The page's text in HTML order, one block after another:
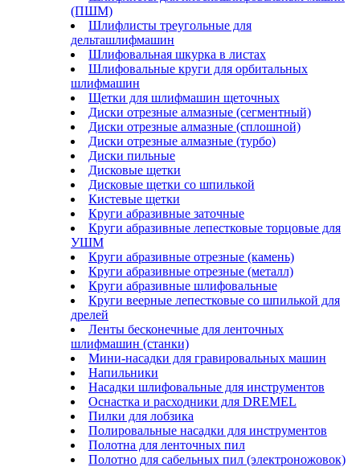
(ПШМ)
Шлифлисты треугольные для
дельташлифмашин
Шлифовальная шкурка в листах
Шлифовальные круги для орбитальных
шлифмашин
Щетки для шлифмашин щеточных
Диски отрезные алмазные (сегментный)
Диски отрезные алмазные (сплошной)
Диски отрезные алмазные (турбо)
Диски пильные
Дисковые щетки
Дисковые щетки со шпилькой
Кистевые щетки
Круги абразивные заточные
Круги абразивные лепестковые торцовые для
УШМ
Круги абразивные отрезные (камень)
Круги абразивные отрезные (металл)
Круги абразивные шлифовальные
Круги веерные лепестковые со шпилькой для
дрелей
Ленты бесконечные для ленточных
шлифмашин (станки)
Мини-насадки для гравировальных машин
Напильники
Насадки шлифовальные для инструментов
Оснастка и расходники для DREMEL
Пилки для лобзика
Полировальные насадки для инструментов
Полотна для ленточных пил
Полотно для сабельных пил (электроножовок)